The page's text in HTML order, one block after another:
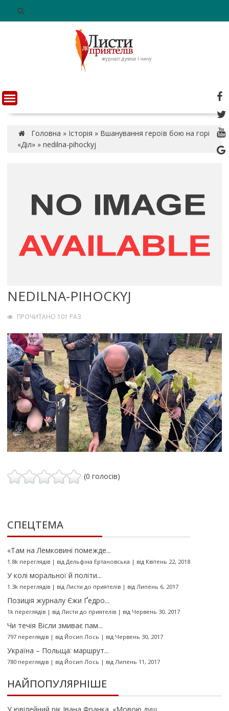
n
t
Головна » Історія » Вшанування героїв бою на горі
«Діл» » nedilna-pihockyj
NEDILNA-PIHOCKYJ
ПРОЧИТАНО 101 РАЗ
(0 голосів)
СПЕЦТЕМА
«Там на Лемковині помежде...
1.8k переглядів| від Дельфіна Ертановська | від Квітень 22, 2018
У колі моральної й політи...
1.3k переглядів| від Листи до приятелів| від Липень 6, 2017
Позиція журналу Єжи Ґедро...
1k переглядів| від Листи до приятелів| від Червень 30, 2017
Чи течія Вісли змиває пам...
797 переглядів| від Йосип Лось | від Червень 30, 2017
Україна – Польща: маршрут...
780 переглядів| від Йосип Лось | від Липень 11, 2017
НАЙПОПУЛЯРНІШЕ